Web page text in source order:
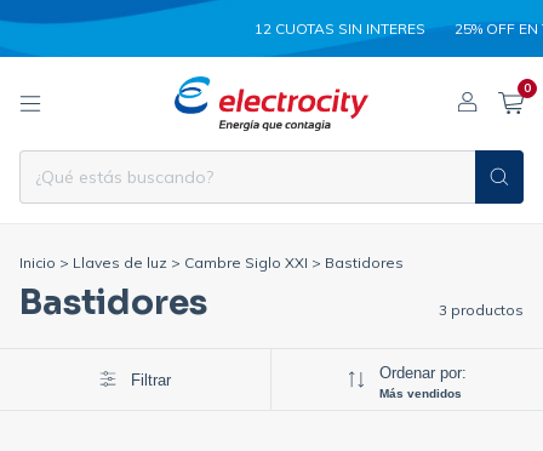
12 CUOTAS SIN INTERES 25% OFF EN
0
Inicio > Llaves de luz > Cambre Siglo XXI > Bastidores
Bastidores 3 productos
Filtrar Ordenar por:
Más vendidos